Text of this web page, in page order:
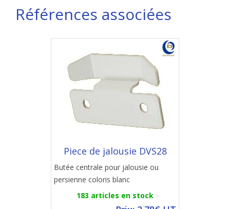
Références associées
Piece de jalousie DVS28
Butée centrale pour jalousie ou
persienne coloris blanc
183 articles en stock